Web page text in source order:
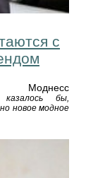
с
Моднесс
бы,
новое модное